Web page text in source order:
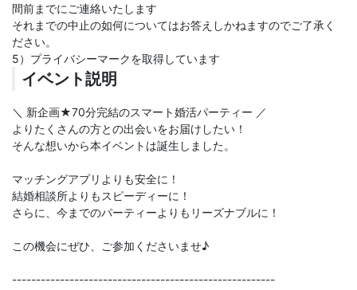
間前までにご連絡いたします
それまでの中止の如何についてはお答えしかねますのでご了承く
ださい。
5）プライバシーマークを取得しています
イベント説明
＼ 新企画★70分完結のスマート婚活パーティー ／
よりたくさんの方との出会いをお届けしたい！
そんな想いから本イベントは誕生しました。
マッチングアプリよりも安全に！
結婚相談所よりもスピーディーに！
さらに、今までのパーティーよりもリーズナブルに！
この機会にぜひ、ご参加くださいませ♪
-------------------------------------------------------